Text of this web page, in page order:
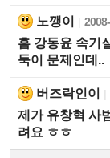
노깽이
흠 강동윤 속기
둑이 문제인데..
버즈락인이
제가 유창혁 사
려요 ㅎㅎ